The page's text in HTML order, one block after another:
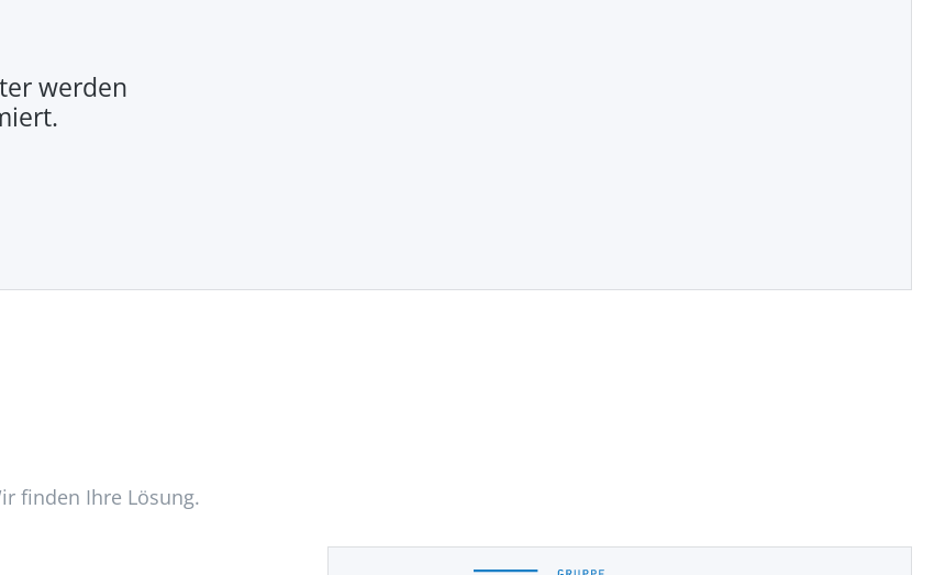
werden
finden Ihre Lösung.